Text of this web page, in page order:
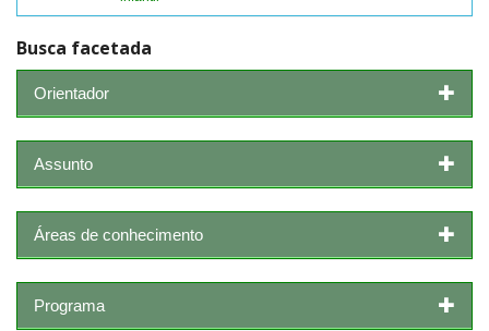
Busca facetada
Orientador
Assunto
Áreas de conhecimento
Programa